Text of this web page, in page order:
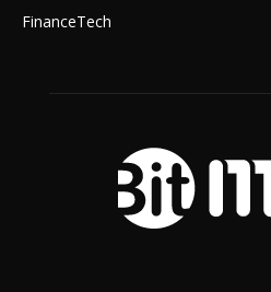
FinanceTech